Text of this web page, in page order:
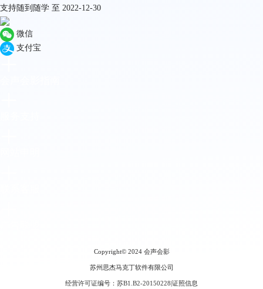
支持随到随学 至 2022-12-30
微信
支付宝
Copyright© 2024 会声会影
苏州思杰马克丁软件有限公司
经营许可证编号：苏B1.B2-20150228 证照信息